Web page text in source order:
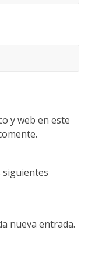
y web en este
siguientes
nueva entrada.